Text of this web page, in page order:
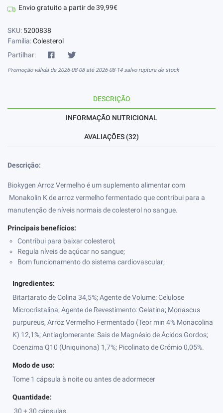
Envio gratuito a partir de 39,99€
SKU: 5200838
Familia:Colesterol
Partilhar:
Promoção válida de 2026-08-08 até 2026-08-14 salvo ruptura de stock
DESCRIÇÃO
INFORMAÇÃO NUTRICIONAL
AVALIAÇÕES (32)
Descrição:
Biokygen Arroz Vermelho é um suplemento alimentar com
Monakolin K de arroz vermelho fermentado que contribui para a
manutenção de níveis normais de colesterol no sangue.
Principais benefícios:
Contribui para baixar colesterol;
Regula níveis de açúcar no sangue;
Bom funcionamento do sistema cardiovascular;
Ingredientes:
Bitartarato de Colina 34,5%; Agente de Volume: Celulose
Microcristalina; Agente de Revestimento: Gelatina; Monascus
purpureus, Arroz Vermelho Fermentado (Teor min 4% Monacolina
K) 12,1%; Antiaglomerante: Sais de Magnésio de Ácidos Gordos;
Coenzima Q10 (Uniquinona) 1,7%; Picolinato de Crómio 0,05%.
Modo de uso:
Tome 1 cápsula à noite ou antes de adormecer
Quantidade:
30 + 30 cápsulas.